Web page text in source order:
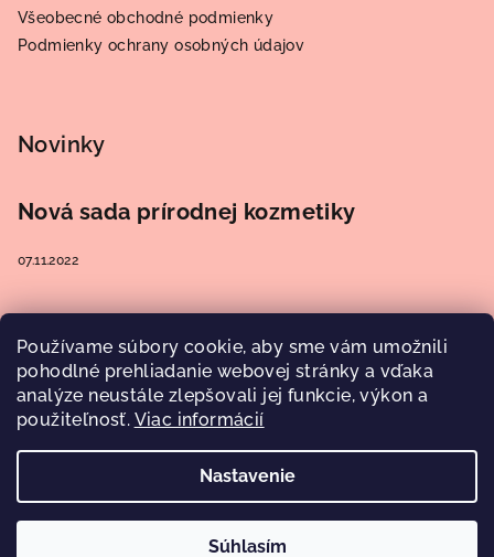
Používame súbory cookie, aby sme vám umožnili
pohodlné prehliadanie webovej stránky a vďaka
analýze neustále zlepšovali jej funkcie, výkon a
použiteľnosť. Viac informácií
Nastavenie
Súhlasím
Všeobecné obchodné podmienky
Podmienky ochrany osobných údajov
Novinky
Nová sada prírodnej kozmetiky
07.11.2022
Prijímame online platby